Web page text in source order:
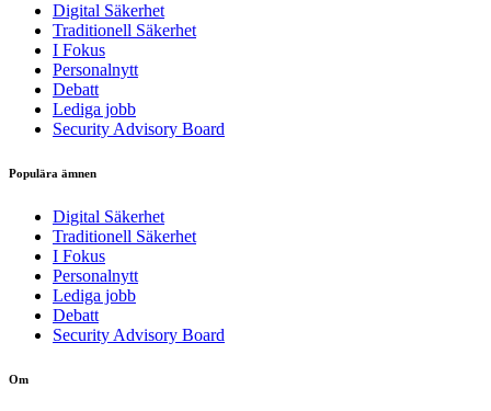
Digital Säkerhet
Traditionell Säkerhet
I Fokus
Personalnytt
Debatt
Lediga jobb
Security Advisory Board
Populära ämnen
Digital Säkerhet
Traditionell Säkerhet
I Fokus
Personalnytt
Lediga jobb
Debatt
Security Advisory Board
Om